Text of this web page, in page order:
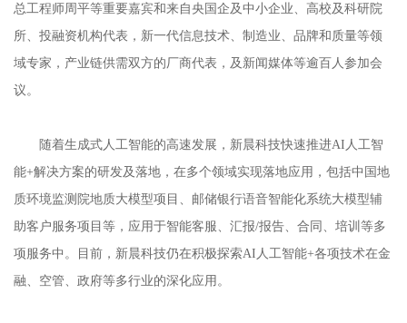
总工程师周平等重要嘉宾和来自央国企及中小企业、高校及科研院
所、投融资机构代表，新一代信息技术、制造业、品牌和质量等领
域专家，产业链供需双方的厂商代表，及新闻媒体等逾百人参加会
议。
随着生成式人工智能的高速发展，新晨科技快速推进AI人工智
能+解决方案的研发及落地，在多个领域实现落地应用，包括中国地
质环境监测院地质大模型项目、邮储银行语音智能化系统大模型辅
助客户服务项目等，应用于智能客服、汇报/报告、合同、培训等多
项服务中。目前，新晨科技仍在积极探索AI人工智能+各项技术在金
融、空管、政府等多行业的深化应用。